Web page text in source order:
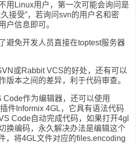
用Linux用户，第一次可能会询问是
接受”，若询问svn的用户名和密
户信息即可。
避免开发人员直接在toptest服务器
或Rabbit VCS的好处，还有可以
版本之间的差异，利于代码审查。
作为编辑器，还可以使用
件Informix 4GL，它具有语法代码
Code自动完成代码，如果打开4gl
换编码，永久解决办法是编辑这个
，将4GL文件对应的files.encoding